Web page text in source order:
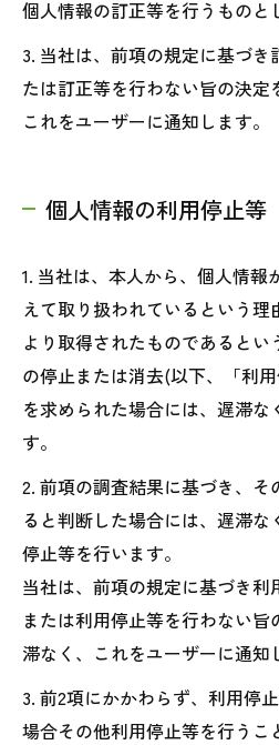
個人情報の訂正等を行うものと
3. 当社は、前項の規定に基づき
たは訂正等を行わない旨の決定
これをユーザーに通知します。
個人情報の利用停止等
1. 当社は、本人から、個人情報
えて取り扱われているという理
より取得されたものであると
の停止または消去(以下、「利
を求められた場合には、遅滞な
す。
2. 前項の調査結果に基づき、そ
ると判断した場合には、遅滞
停止等を行います。
当社は、前項の規定に基づき利
または利用停止等を行わない
滞なく、これをユーザーに通知
3. 前2項にかかわらず、利用停
場合その他利用停止等を行うこ